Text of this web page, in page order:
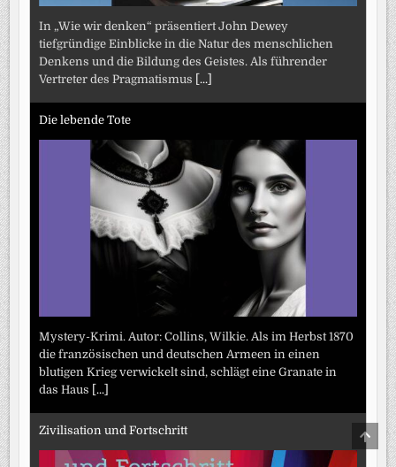
In „Wie wir denken“ präsentiert John Dewey
tiefgründige Einblicke in die Natur des menschlichen
Denkens und die Bildung des Geistes. Als führender
Vertreter des Pragmatismus [...]
Die lebende Tote
Mystery-Krimi. Autor: Collins, Wilkie. Als im Herbst 1870
die französischen und deutschen Armeen in einen
blutigen Krieg verwickelt sind, schlägt eine Granate in
das Haus [...]
Zivilisation und Fortschritt
TO
TOP